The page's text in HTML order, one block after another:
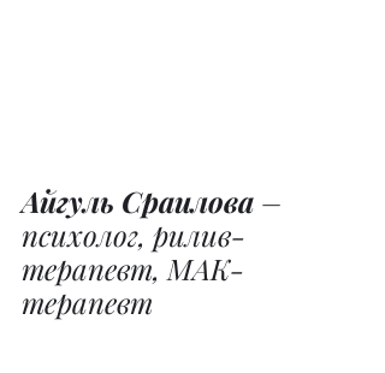
Айгуль Сраилова –
психолог, рилив-
терапевт, МАК-
терапевт